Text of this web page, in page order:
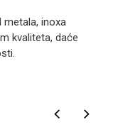
metala, inoxa
kvaliteta, daće